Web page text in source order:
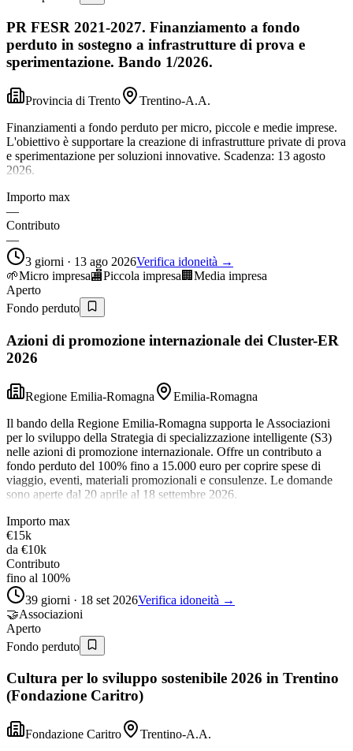
PR FESR 2021-2027. Finanziamento a fondo
perduto in sostegno a infrastrutture di prova e
sperimentazione. Bando 1/2026.
Provincia di Trento
Trentino-A.A.
Finanziamenti a fondo perduto per micro, piccole e medie imprese.
L'obiettivo è supportare la creazione di infrastrutture private di prova
e sperimentazione per soluzioni innovative. Scadenza: 13 agosto
2026.
Importo max
—
Contributo
—
3 giorni · 13 ago 2026Verifica idoneità →
🌱Micro impresa🏬Piccola impresa 🏢 Media impresa
Aperto
Fondo perduto
Azioni di promozione internazionale dei Cluster-ER
2026
Regione Emilia-Romagna
Emilia-Romagna
Il bando della Regione Emilia-Romagna supporta le Associazioni
per lo sviluppo della Strategia di specializzazione intelligente (S3)
nelle azioni di promozione internazionale. Offre un contributo a
fondo perduto del 100% fino a 15.000 euro per coprire spese di
viaggio, eventi, materiali promozionali e consulenze. Le domande
sono aperte dal 20 aprile al 18 settembre 2026.
Importo max
€15k
da €10k
Contributo
fino al 100%
39 giorni · 18 set 2026Verifica idoneità →
🤝Associazioni
Aperto
Fondo perduto
Cultura per lo sviluppo sostenibile 2026 in Trentino
(Fondazione Caritro)
Fondazione Caritro
Trentino-A.A.